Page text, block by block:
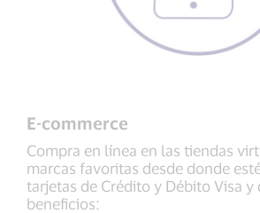
E-commerce
Compra en línea en las tiendas
marcas favoritas desde donde
tarjetas de Crédito y Débito Visa y
beneficios: